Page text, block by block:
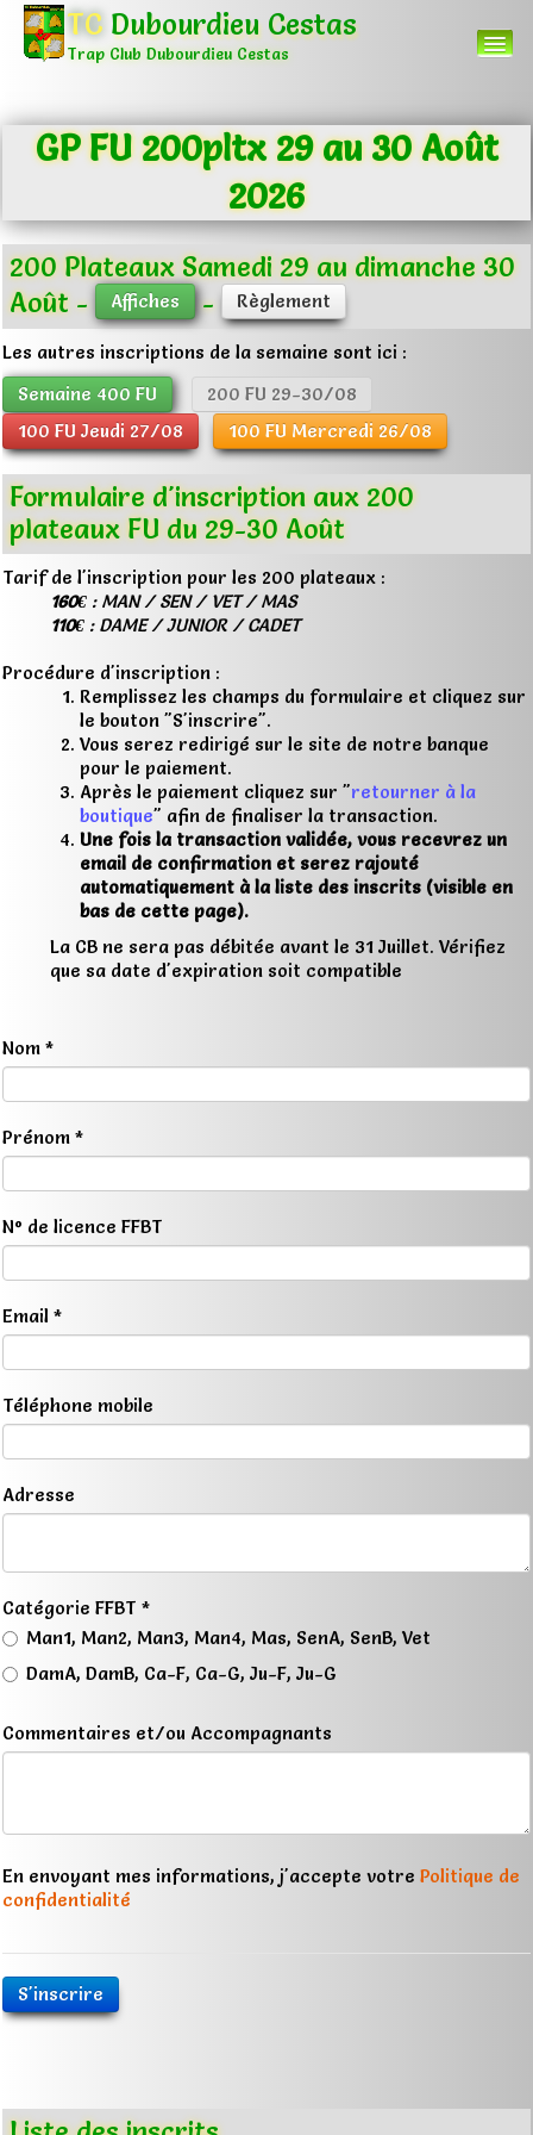
TC Dubourdieu Cestas
Trap Club Dubourdieu Cestas
Accueil
Autres▼
0
GP FU 200pltx 29 au 30 Août
2026
200 Plateaux Samedi 29 au dimanche 30
Août -
Affiches - Règlement
Les autres inscriptions de la semaine sont ici :
Semaine 400 FU
200 FU 29-30/08
100 FU Jeudi 27/08
100 FU Mercredi 26/08
Formulaire d'inscription aux 200
plateaux FU du 29-30 Août
Tarif de l'inscription pour les 200 plateaux :
160€ : MAN / SEN / VET / MAS
110€ : DAME / JUNIOR / CADET
Procédure d'inscription :
Remplissez les champs du formulaire et cliquez sur
le bouton "S'inscrire".
Vous serez redirigé sur le site de notre banque
pour le paiement.
Après le paiement cliquez sur "retourner à la
boutique" afin de finaliser la transaction.
Une fois la transaction validée, vous recevrez un
email de confirmation et serez rajouté
automatiquement à la liste des inscrits (visible en
bas de cette page).
La CB ne sera pas débitée avant le 31 Juillet. Vérifiez
que sa date d'expiration soit compatible
Nom *
Prénom *
N° de licence FFBT
Email *
Téléphone mobile
Adresse
Catégorie FFBT *
Man1, Man2, Man3, Man4, Mas, SenA, SenB, Vet
DamA, DamB, Ca-F, Ca-G, Ju-F, Ju-G
Commentaires et/ou Accompagnants
En envoyant mes informations, j'accepte votre Politique de
confidentialité
S'inscrire